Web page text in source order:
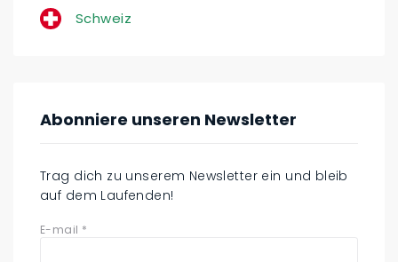
Schweiz
Abonniere unseren Newsletter
Trag dich zu unserem Newsletter ein und bleib
auf dem Laufenden!
E-mail *